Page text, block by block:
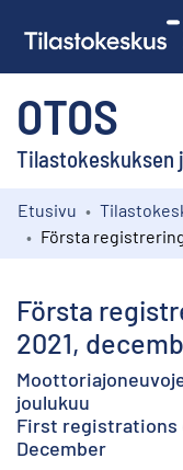
OTOS
Tilastokeskuksen
Kokoelmat
Etusivu
Första
2021,
joulukuu
First registrations
December